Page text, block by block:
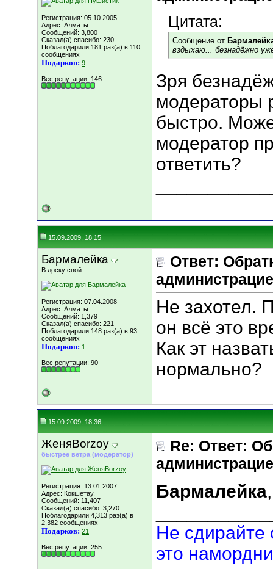
Регистрация: 05.10.2005
Адрес: Алматы
Сообщений: 3,800
Сказал(а) спасибо: 230
Поблагодарили 181 раз(а) в 110
сообщениях
Подарков: 9
Вес репутации: 146
Цитата:
Сообщение от
вздыхаю... безнадёжно
Зря
модераторы
быстро.
модератор
ответить?
15.09.2009, 18:15
Бармалейка
В доску свой
Регистрация: 07.04.2008
Адрес: Алматы
Сообщений: 1,379
Сказал(а) спасибо: 221
Поблагодарили 148 раз(а) в 93
сообщениях
Подарков: 1
Вес репутации: 90
Ответ:
Не захотел.
он всё это
Как эт
нормально?
15.09.2009, 18:36
ЖеняBorzoy
быстрее ветра (модератор)
Регистрация: 13.01.2007
Адрес: Кокшетау.
Сообщений: 11,407
Сказал(а) спасибо: 3,270
Поблагодарили 4,313 раз(а) в
2,382 сообщениях
Подарков: 21
Вес репутации: 255
Re: Ответ:
Бармалейка
Не сдирайте
это